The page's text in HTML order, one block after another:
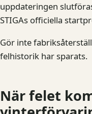
uppdateringen
STIGAs officiella
Gör inte
felhistorik har sparats.
När felet